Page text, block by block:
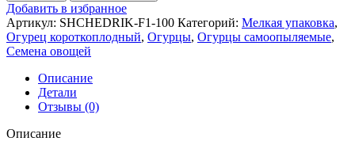
Добавить в избранное
Артикул: SHCHEDRIK-F1-100 Категорий: Мелкая упаковка,
Огурец короткоплодный, Огурцы, Огурцы самоопыляемые,
Семена овощей
Описание
Детали
Отзывы (0)
Описание